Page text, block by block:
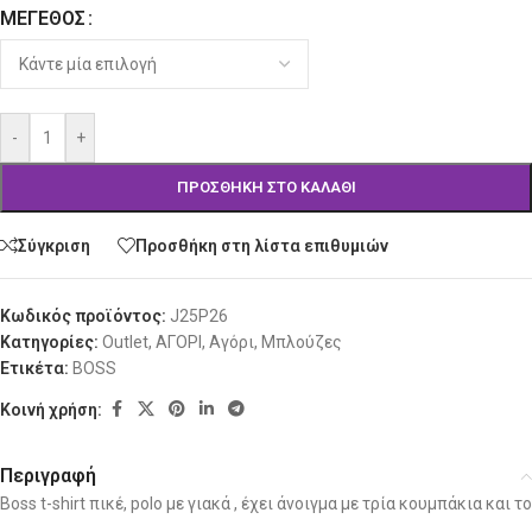
ΜΈΓΕΘΟΣ
- +
ΠΡΟΣΘΉΚΗ ΣΤΟ ΚΑΛΆΘΙ
Alternative:
Σύγκριση Προσθήκη στη λίστα επιθυμιών
Κωδικός προϊόντος: J25P26
Κατηγορίες: Outlet, ΑΓΟΡΙ , Αγόρι, Μπλούζες
Ετικέτα: BOSS
Κοινή χρήση:
Περιγραφή
Boss t-shirt πικέ, polo με γιακά , έχει άνοιγμα με τρία κουμπάκια και το